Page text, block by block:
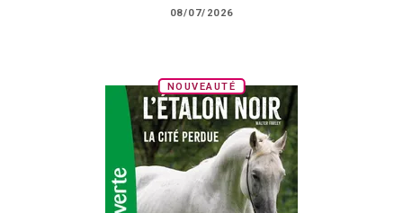
08/07/2026
NOUVEAUTÉ